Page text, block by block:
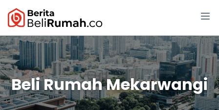
Beli Rumah Mekarwangi